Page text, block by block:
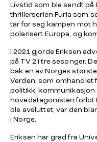
Livstid som ble sendt på
thrillerserienFuria som
tar for seg kampen mot
polarisert Europa, og
I 2021 gjorde Eriksen
på TV 2 i tre sesonger.
bak en av Norges
Verden, som omhandlet
politikk, kommunikasjon
hovedatagonisten forlot
ble avsluttet, var den
i Norge.
Eriksen har grad fra